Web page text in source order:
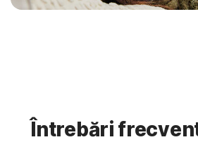
Întrebări